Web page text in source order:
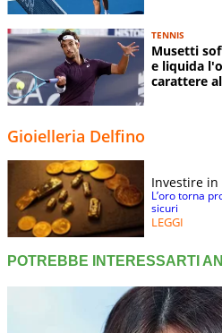
TENNIS
Musetti
e liquida
carattere
Gioielleria Delfino
Investire in
L’oro torna
sicuri
LEGGI